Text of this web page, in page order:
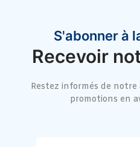
S'abonner à
Recevoir
Restez informés de
promotions en